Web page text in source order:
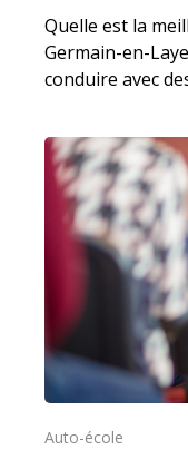
Quelle est la
Germain-en-
conduire avec
Auto-école